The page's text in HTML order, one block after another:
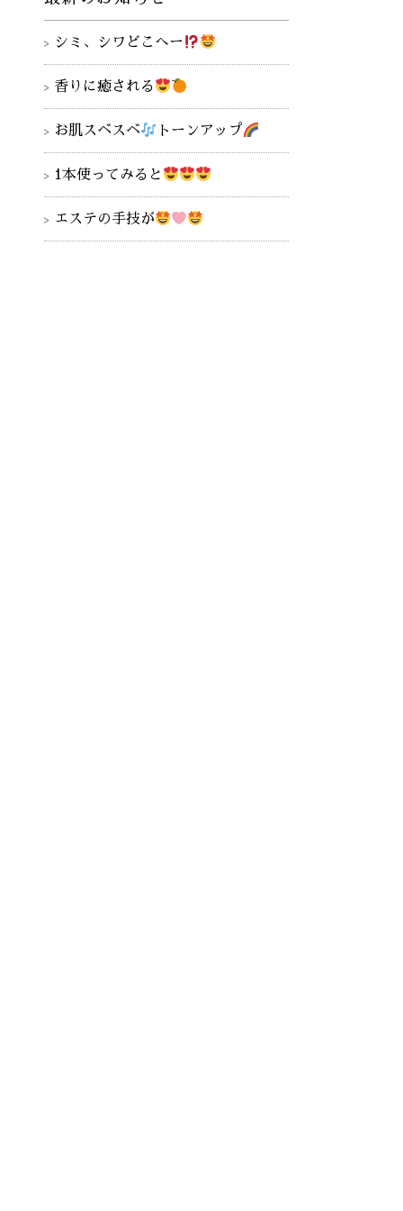
シミ、シワどこへー
香りに癒される
お肌スベスベ トーンアップ
1本使ってみると
エステの手技が